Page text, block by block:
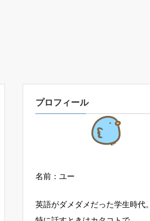
プロフィール
名前：ユー
英語がダメダメだった学生時代。